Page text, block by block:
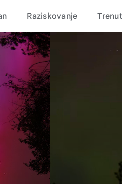
Raziskovanje